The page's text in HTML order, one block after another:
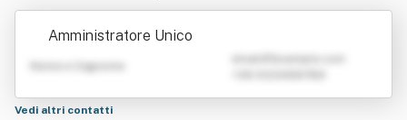
l
Amministratore Unico
Nome e Cognome
Vedi altri contatti